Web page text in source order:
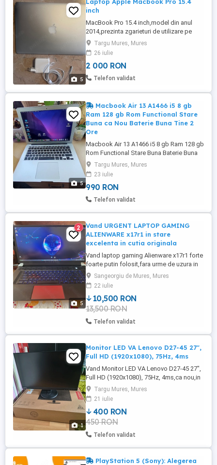
5
inch
MacBook Pro 15.4 inch,model din anul
2014,prezinta zgarieturi de utilizare pe
carcasa,in starea foarte buna de
functionare. Mai multe detalii in pozele
postate.
Targu Mures, Mures
26 iulie
2 000 RON
Telefon validat
5
Macbook Air 13 A1466 i5 8 gb
Ram 128 gb Rom Functional Stare
Buna ca Nou Baterie Buna Tine 2
Ore
Macbook Air 13 A1466 i5 8 gb Ram 128 gb
Rom Functional Stare Buna Baterie Buna
LA CUTIE COMPLETA CA NOU PUTIN
FOLOSIT BATERIA TINE PESTE 2 ORE
Include Incarcator
Targu Mures, Mures
23 iulie
990 RON
Telefon validat
5
2
Vand URGENT LAPTOP GAMING
ALIENWARE x17r1 in stare
excelenta in cutia originala
Vand laptop gaming Alienware x17r1 forte
foarte putin folosit,fara urme de uzura in
stare perfecta(excelenta) de
fuctionare.Toate specificatiile produsului
le gasiti in poza atasata,un sigur utilizator
folosit mai putin de 200 de
ore,achizitionat pe comanda din Statele
Unite ) .
Sangeorgiu de Mures, Mures
22 iulie
10,500 RON
13,500 RON
Telefon validat
1
Monitor LED VA Lenovo D27-45 27",
Full HD (1920x1080), 75Hz, 4ms
Vand Monitor LED VA Lenovo D27-45 27",
Full HD (1920x1080), 75Hz, 4ms,ca nou,in
garantie inca 1 an.Pret 400 ron negociabil.
tel.
Targu Mures, Mures
21 iulie
400 RON
450 RON
Telefon validat
PlayStation 5 (Sony): Alegerea